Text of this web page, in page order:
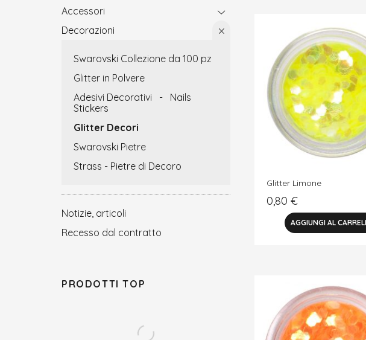
Accessori
Decorazioni
Swarovski Collezione da 100 pz
Glitter in Polvere
Adesivi Decorativi - Nails
Stickers
Glitter Decori
Swarovski Pietre
Strass - Pietre di Decoro
Notizie, articoli
Recesso dal contratto
PRODOTTI TOP
Glitter Limone
0,80 €